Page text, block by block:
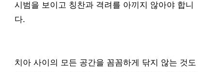
시범을 보이고 칭찬과 격려를 아끼지 않아야 합니
다.
치아 사이의 모든 공간을 꼼꼼하게 닦지 않는 것도